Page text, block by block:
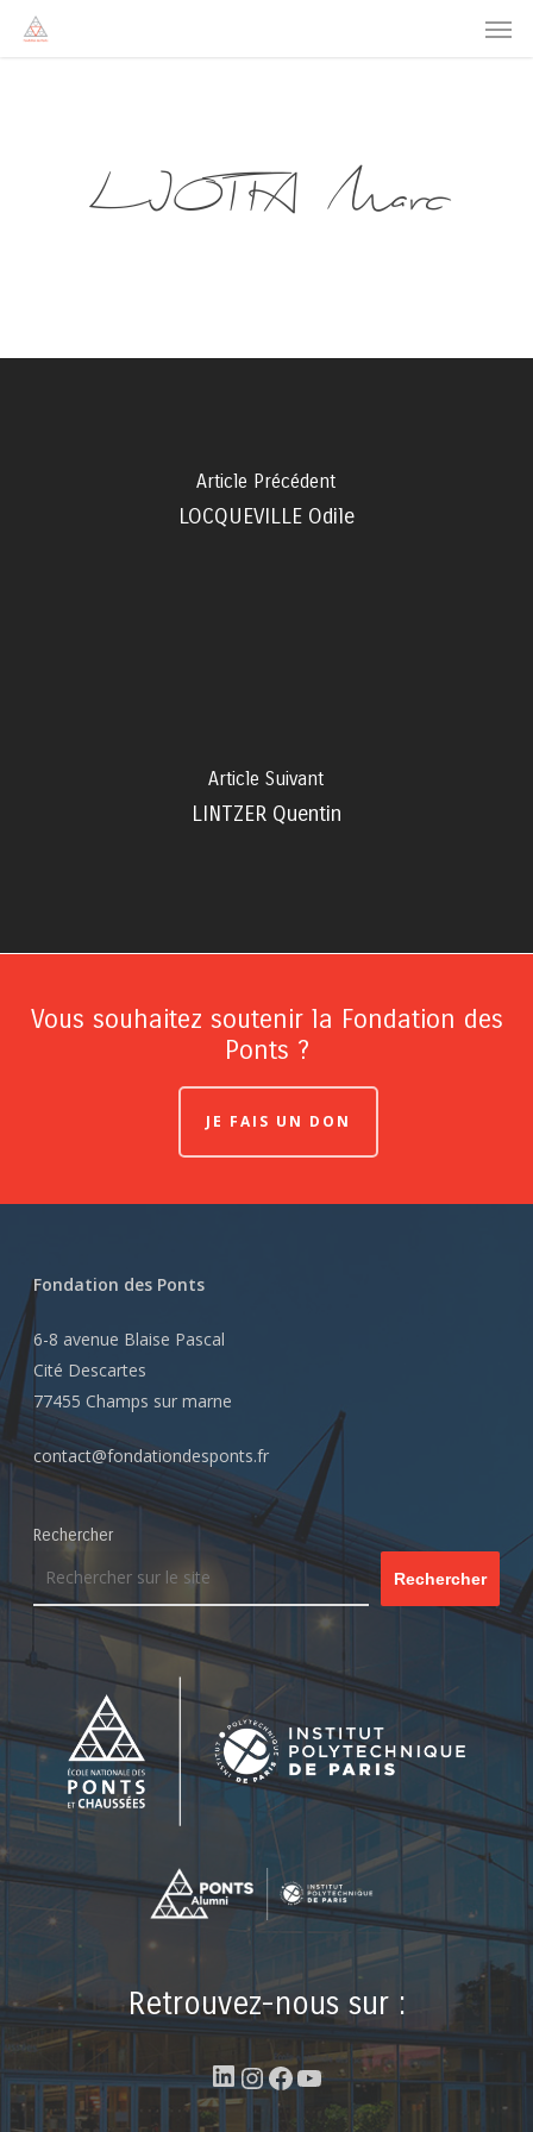
LIOTTA Marc
Article Précédent
LOCQUEVILLE Odile
Article Suivant
LINTZER Quentin
Vous souhaitez soutenir la Fondation des
Ponts ?
JE FAIS UN DON
Fondation des Ponts
6-8 avenue Blaise Pascal
Cité Descartes
77455 Champs sur marne
contact@fondationdesponts.fr
Rechercher
Rechercher
Retrouvez-nous sur :
LinkedIn
Instagram
Facebook
YouTube